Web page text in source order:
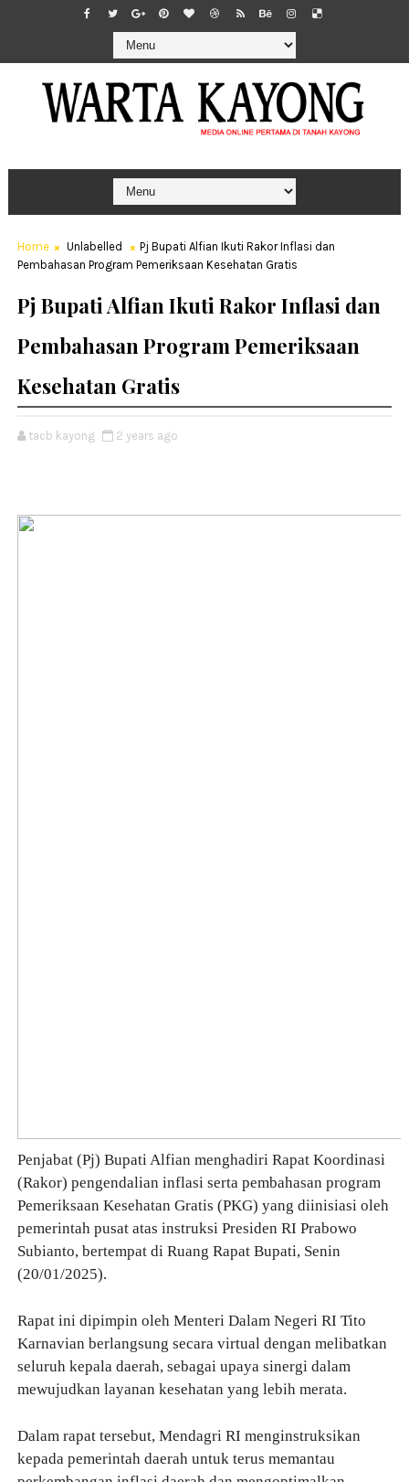
Home Unlabelled
Pj Bupati Alfian Ikuti Rakor Inflasi dan
Pembahasan Program Pemeriksaan Kesehatan Gratis
Pj Bupati Alfian Ikuti Rakor Inflasi dan
Pembahasan Program Pemeriksaan
Kesehatan Gratis
tacb kayong 2 years ago
Penjabat (Pj) Bupati Alfian menghadiri Rapat Koordinasi
(Rakor) pengendalian inflasi serta pembahasan program
Pemeriksaan Kesehatan Gratis (PKG) yang diinisiasi oleh
pemerintah pusat atas instruksi Presiden RI Prabowo
Subianto, bertempat di Ruang Rapat Bupati, Senin
(20/01/2025).
Rapat ini dipimpin oleh Menteri Dalam Negeri RI Tito
Karnavian berlangsung secara virtual dengan melibatkan
seluruh kepala daerah, sebagai upaya sinergi dalam
mewujudkan layanan kesehatan yang lebih merata.
Dalam rapat tersebut, Mendagri RI menginstruksikan
kepada pemerintah daerah untuk terus memantau